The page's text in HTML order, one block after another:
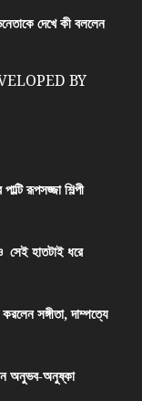
দেখে কী বললেন
BY
রূপসজ্জা শিল্পী
সেই হাতটাই ধরে
সঙ্গীতা, দাম্পত্যে
অনুভব-অনুষ্কা